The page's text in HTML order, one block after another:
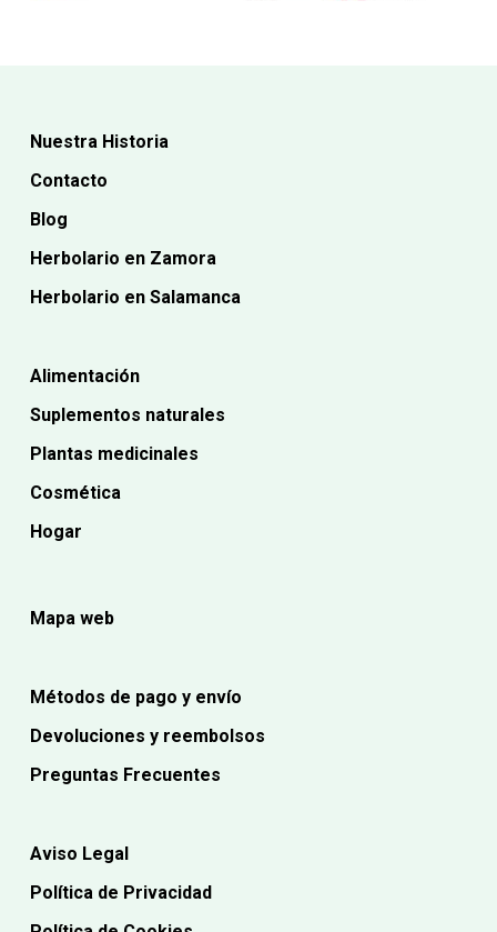
Nuestra Historia
Contacto
Blog
Herbolario en Zamora
Herbolario en Salamanca
Alimentación
Suplementos naturales
Plantas medicinales
Cosmética
Hogar
Mapa web
Métodos de pago y envío
Devoluciones y reembolsos
Preguntas Frecuentes
Aviso Legal
Política de Privacidad